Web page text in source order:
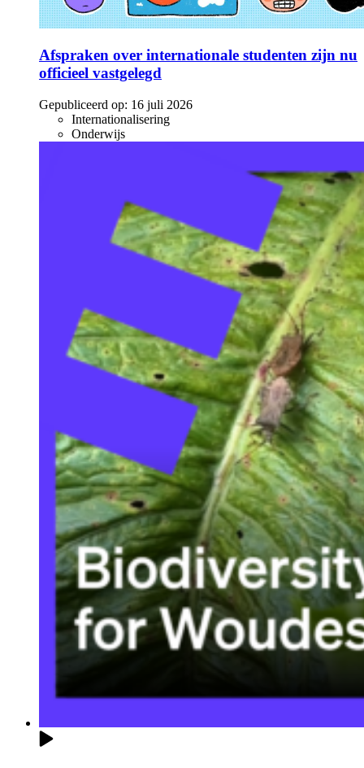
Afspraken over internationale studenten zijn nu
officieel vastgelegd
Gepubliceerd op: 16 juli 2026
Internationalisering
Onderwijs